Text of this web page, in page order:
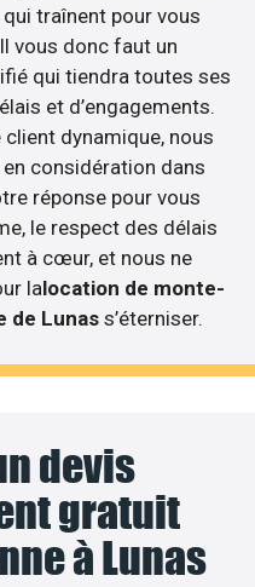
traînent pour vous
vous donc faut un
qui tiendra toutes ses
et d’engagements.
dynamique, nous
considération dans
réponse pour vous
le respect des délais
à cœur, et nous ne
lalocation de monte-
de Lunas s’éterniser.
devis
gratuit
à Lunas